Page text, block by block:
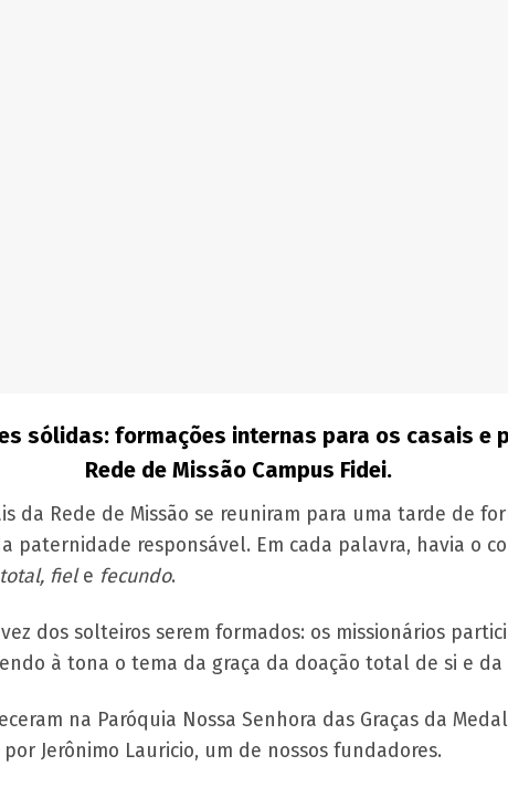
sólidas: formações internas para os casais e
Rede de Missão Campus Fidei.
da Rede de Missão se reuniram para uma tarde de
paternidade responsável. Em cada palavra, havia o
fiele fecundo.
dos solteiros serem formados: os missionários
à tona o tema da graça da doação total de si e
na Paróquia Nossa Senhora das Graças da
Jerônimo Lauricio, um de nossos fundadores.